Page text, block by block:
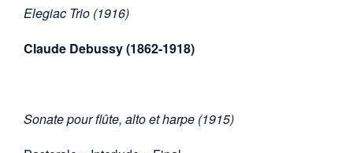
Elegiac Trio (1916)
Claude Debussy (1862-1918)
Sonate pour flûte, alto et harpe (1915)